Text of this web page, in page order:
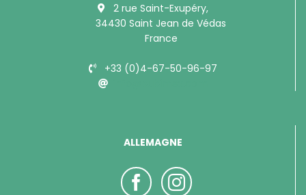
2 rue Saint-Exupéry,
34430 Saint Jean de Védas
France
+33 (0)4-67-50-96-97
ALLEMAGNE